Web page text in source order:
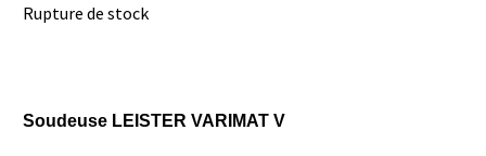
Rupture de stock
Soudeuse LEISTER VARIMAT V